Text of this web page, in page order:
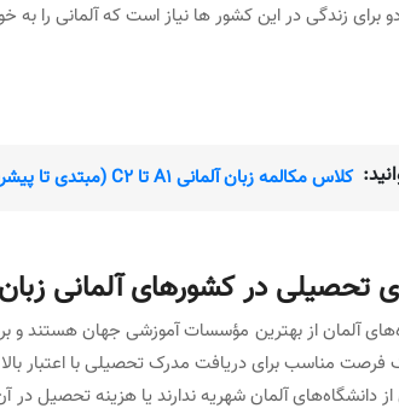
برای زندگی در این کشور ها نیاز است که آلمانی را
کلاس مکالمه زبان آلمانی A1 تا C2 (مبتدی تا پیشرفته)
در کشورهای آلمانی زبان
فرصت مناسب برای دریافت مدرک تحصیلی با اعتبار
دانشگاه‌های آلمان شهریه ندارند یا هزینه تحصیل